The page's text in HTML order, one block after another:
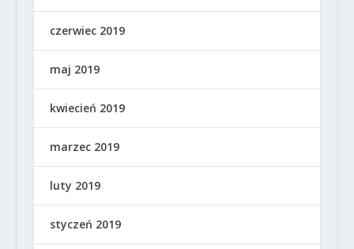
czerwiec 2019
maj 2019
kwiecień 2019
marzec 2019
luty 2019
styczeń 2019